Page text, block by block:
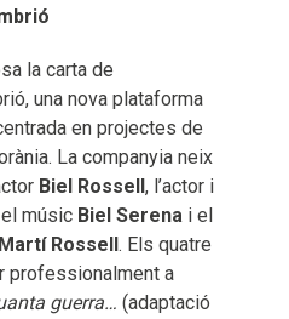
la carta de
una nova plataforma
en projectes de
La companyia neix
Biel Rossell, l’actor i
músic Biel Serena i el
Martí Rossell. Els quatre
professionalment a
guerra… (adaptació